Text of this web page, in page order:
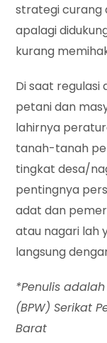
strategi curang
apalagi
kurang
Di saat regulasi
petani dan
lahirnya
tanah-tanah
tingkat desa/
pentingnya
adat dan
atau nagari lah
langsung
*Penulis
(BPW) Serikat
Barat